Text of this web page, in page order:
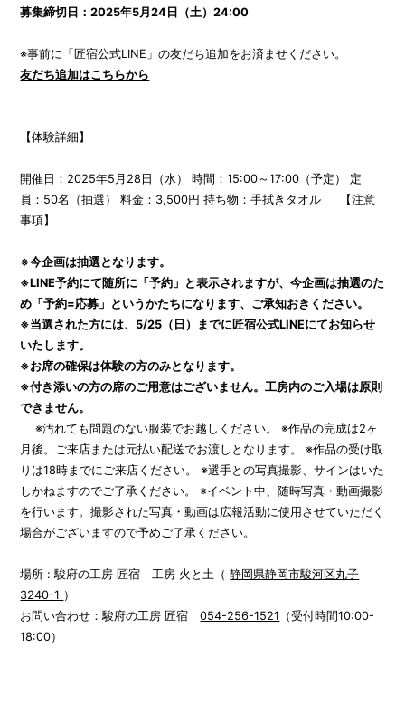
募集締切日：2025年5月24日（土）24:00
※事前に「匠宿公式LINE」の友だち追加をお済ませください。
友だち追加はこちらから
【体験詳細】
開催日：2025年5月28日（水） 時間：15:00～17:00（予定） 定
員：50名（抽選） 料金：3,500円 持ち物：手拭きタオル 【注意
事項】
※今企画は抽選となります。
※LINE予約にて随所に「予約」と表示されますが、今企画は抽選のた
め「予約=応募」というかたちになります、ご承知おきください。
※当選された方には、5/25（日）までに匠宿公式LINEにてお知らせ
いたします。
※お席の確保は体験の方のみとなります。
※付き添いの方の席のご用意はございません。工房内のご入場は原則
できません。
※汚れても問題のない服装でお越しください。 ※作品の完成は2ヶ
月後。ご来店または元払い配送でお渡しとなります。 ※作品の受け取
りは18時までにご来店ください。 ※選手との写真撮影、サインはいた
しかねますのでご了承ください。 ※イベント中、随時写真・動画撮影
を行います。撮影された写真・動画は広報活動に使用させていただく
場合がございますので予めご了承ください。
場所 : 駿府の工房 匠宿 工房 火と土（静岡県静岡市駿河区丸子
3240-1 ）
お問い合わせ：駿府の工房 匠宿054-256-1521 （受付時間10:00-
18:00）